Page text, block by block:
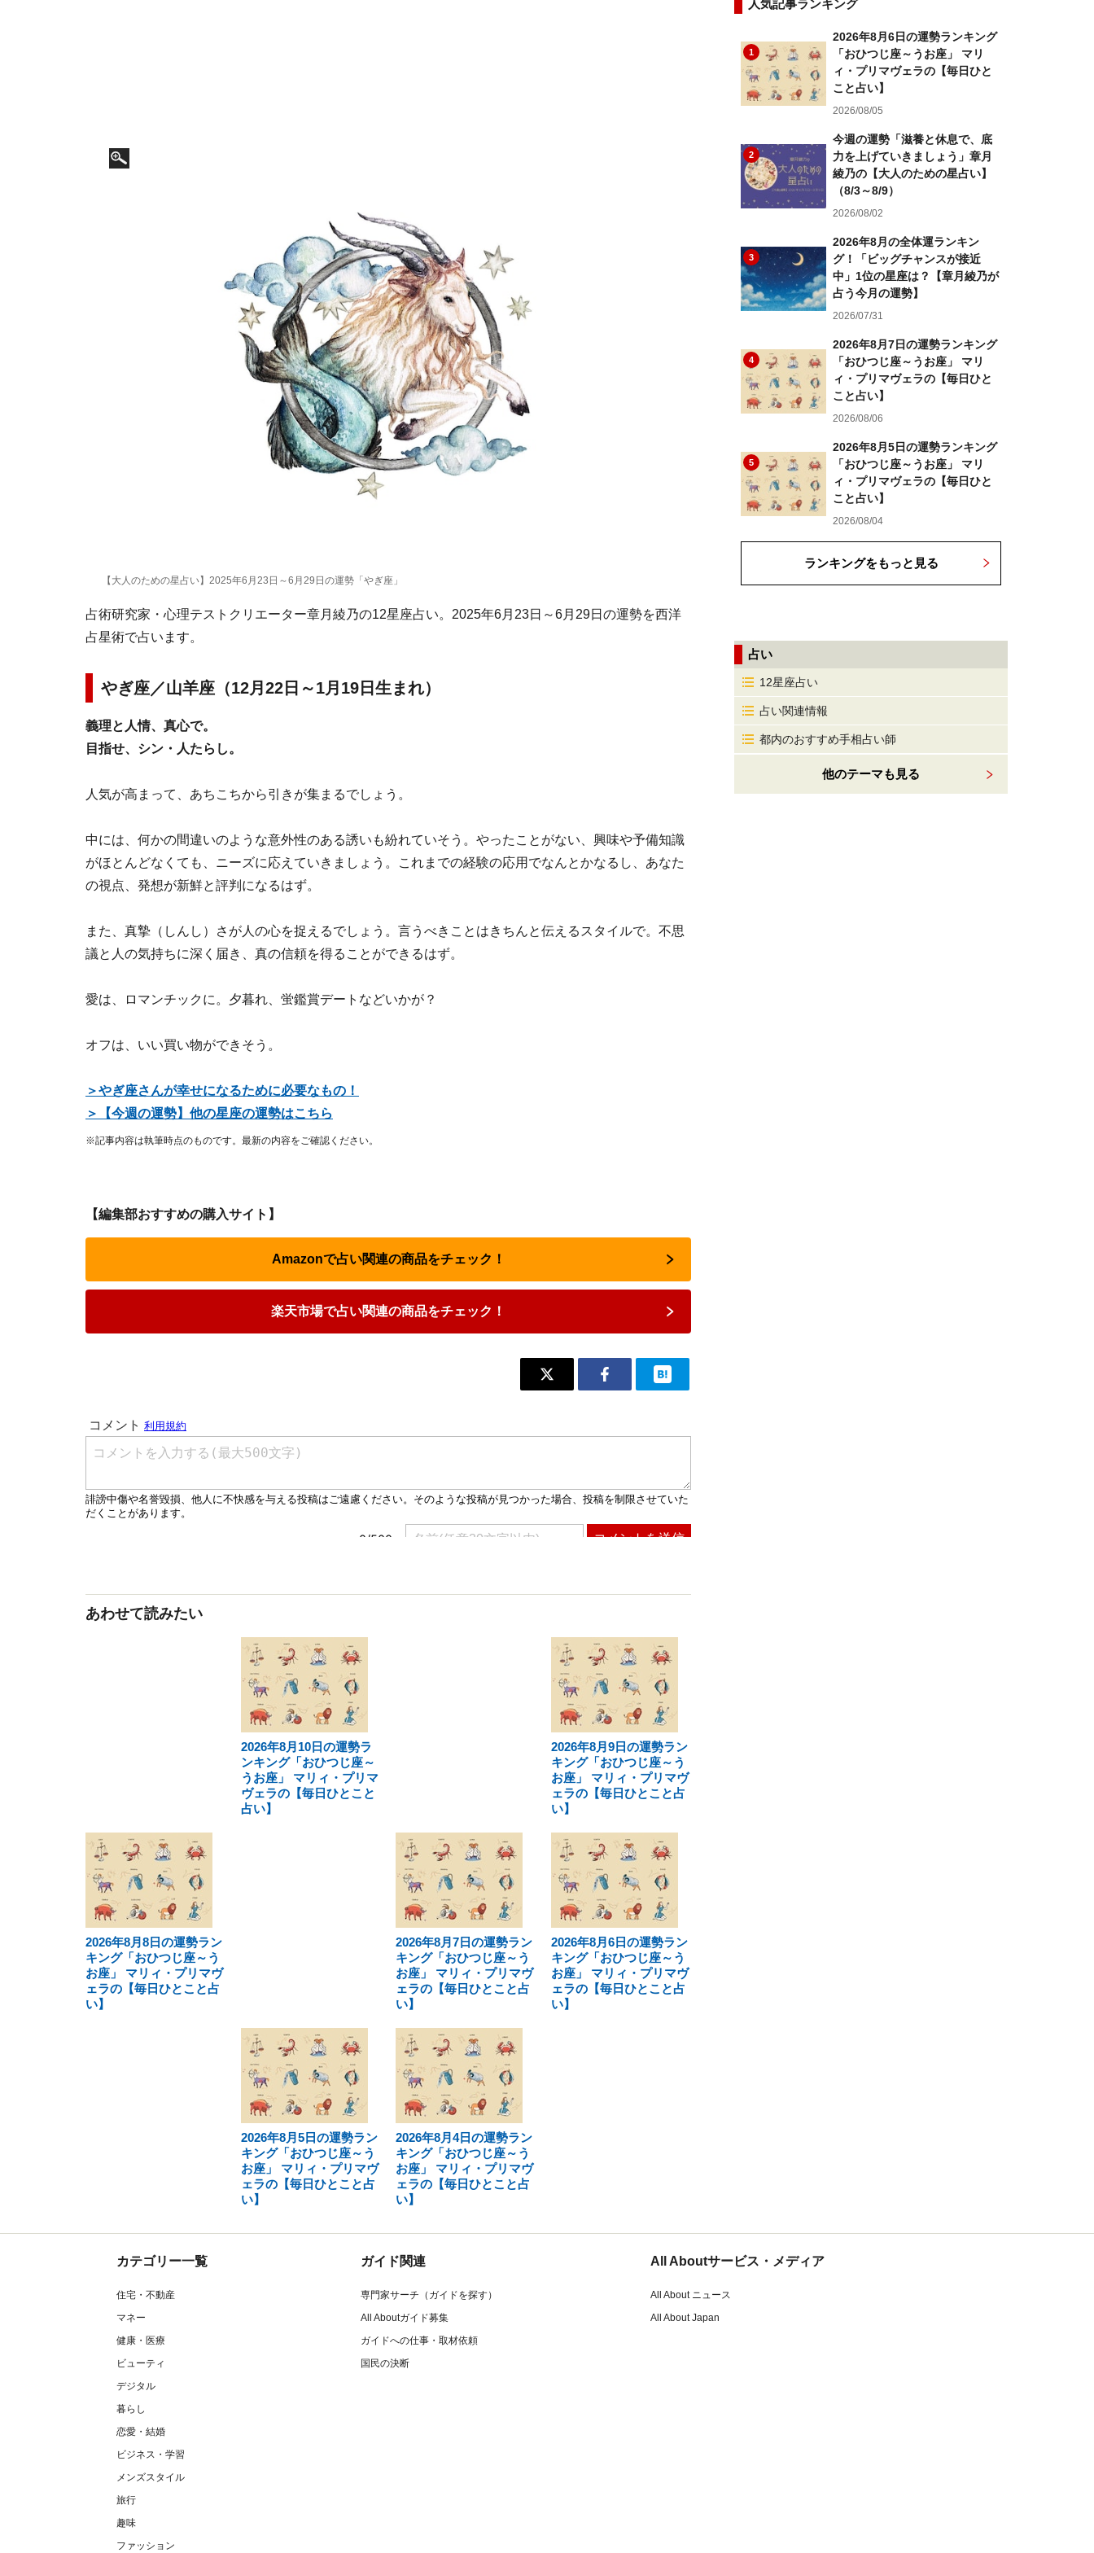
【大人のための星占い】2025年6月23日～6月29日の運勢「やぎ座」
占術研究家・心理テストクリエーター章月綾乃の12星座占い。2025年6月23日～6月29日の運勢を西洋
占星術で占います。
やぎ座／山羊座（12月22日～1月19日生まれ）
義理と人情、真心で。
目指せ、シン・人たらし。
人気が高まって、あちこちから引きが集まるでしょう。
中には、何かの間違いのような意外性のある誘いも紛れていそう。やったことがない、興味や予備知識
がほとんどなくても、ニーズに応えていきましょう。これまでの経験の応用でなんとかなるし、あなた
の視点、発想が新鮮と評判になるはず。
また、真摯（しんし）さが人の心を捉えるでしょう。言うべきことはきちんと伝えるスタイルで。不思
議と人の気持ちに深く届き、真の信頼を得ることができるはず。
愛は、ロマンチックに。夕暮れ、蛍鑑賞デートなどいかが？
オフは、いい買い物ができそう。
＞やぎ座さんが幸せになるために必要なもの！
＞【今週の運勢】他の星座の運勢はこちら
※記事内容は執筆時点のものです。最新の内容をご確認ください。
【編集部おすすめの購入サイト】
Amazonで占い関連の商品をチェック！
楽天市場で占い関連の商品をチェック！
あわせて読みたい
2026年8月10日の運勢ラ
ンキング「おひつじ座～
うお座」 マリィ・プリマ
ヴェラの【毎日ひとこと
占い】
2026年8月9日の運勢ラン
キング「おひつじ座～う
お座」 マリィ・プリマヴ
ェラの【毎日ひとこと占
い】
2026年8月8日の運勢ラン
キング「おひつじ座～う
お座」 マリィ・プリマヴ
ェラの【毎日ひとこと占
い】
2026年8月7日の運勢ラン
キング「おひつじ座～う
お座」 マリィ・プリマヴ
ェラの【毎日ひとこと占
い】
2026年8月6日の運勢ラン
キング「おひつじ座～う
お座」 マリィ・プリマヴ
ェラの【毎日ひとこと占
い】
2026年8月5日の運勢ラン
キング「おひつじ座～う
お座」 マリィ・プリマヴ
ェラの【毎日ひとこと占
い】
2026年8月4日の運勢ラン
キング「おひつじ座～う
お座」 マリィ・プリマヴ
ェラの【毎日ひとこと占
い】
人気記事ランキング
1
2026年8月6日の運勢ランキング
「おひつじ座～うお座」 マリ
ィ・プリマヴェラの【毎日ひと
こと占い】
2026/08/05
2
今週の運勢「滋養と休息で、底
力を上げていきましょう」章月
綾乃の【大人のための星占い】
（8/3～8/9）
2026/08/02
3
2026年8月の全体運ランキン
グ！「ビッグチャンスが接近
中」1位の星座は？【章月綾乃が
占う今月の運勢】
2026/07/31
4
2026年8月7日の運勢ランキング
「おひつじ座～うお座」 マリ
ィ・プリマヴェラの【毎日ひと
こと占い】
2026/08/06
5
2026年8月5日の運勢ランキング
「おひつじ座～うお座」 マリ
ィ・プリマヴェラの【毎日ひと
こと占い】
2026/08/04
ランキングをもっと見る
占い
12星座占い
占い関連情報
都内のおすすめ手相占い師
他のテーマも見る
カテゴリー一覧
住宅・不動産
マネー
健康・医療
ビューティ
デジタル
暮らし
恋愛・結婚
ビジネス・学習
メンズスタイル
旅行
趣味
ファッション
ガイド関連
専門家サーチ（ガイドを探す）
All Aboutガイド募集
ガイドへの仕事・取材依頼
国民の決断
All Aboutサービス・メディア
All About ニュース
All About Japan